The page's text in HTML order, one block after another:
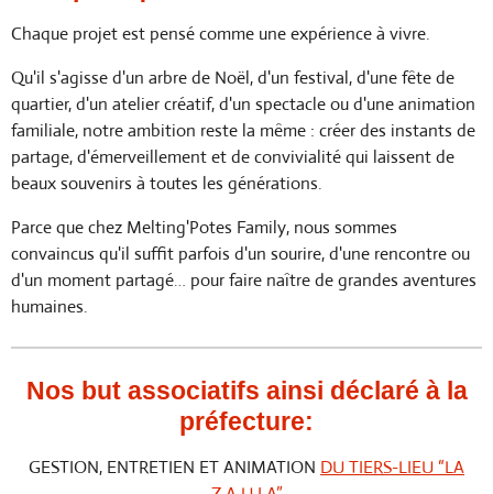
Chaque projet est pensé comme une expérience à vivre.
Qu'il s'agisse d'un arbre de Noël, d'un festival, d'une fête de
quartier, d'un atelier créatif, d'un spectacle ou d'une animation
familiale, notre ambition reste la même : créer des instants de
partage, d'émerveillement et de convivialité qui laissent de
beaux souvenirs à toutes les générations.
Parce que chez Melting'Potes Family, nous sommes
convaincus qu'il suffit parfois d'un sourire, d'une rencontre ou
d'un moment partagé… pour faire naître de grandes aventures
humaines.
Nos but associatifs ainsi déclaré à la
préfecture:
GESTION, ENTRETIEN ET ANIMATION DU TIERS-LIEU “LA